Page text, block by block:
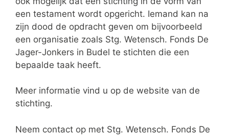
een testament wordt opgericht. Iemand kan na
zijn dood de opdracht geven om bijvoorbeeld
een organisatie zoals Stg. Wetensch. Fonds De
Jager-Jonkers in Budel te stichten die een
bepaalde taak heeft.
Meer informatie vind u op de website van de
stichting.
Neem contact op met Stg. Wetensch. Fonds De